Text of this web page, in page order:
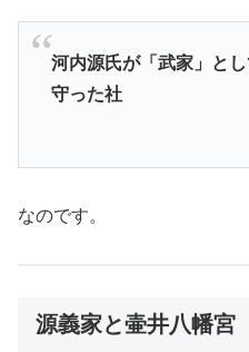
河内源氏が「武家」と
守った社
なのです。
源義家と壷井八幡宮